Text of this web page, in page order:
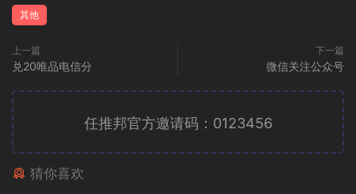
其他
上一篇
兑20唯品电信分
下一篇
微信关注公众号
任推邦官方邀请码：0123456
猜你喜欢